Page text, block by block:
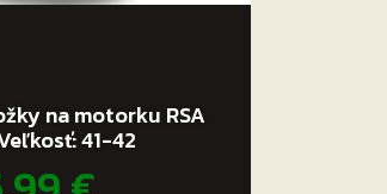
na motorku RSA
41-42